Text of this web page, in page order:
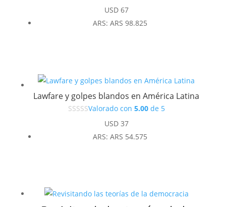
USD67
ARS: ARS 98.825
Lawfare y golpes blandos en América Latina
Valorado con 5.00de 5
USD37
ARS: ARS 54.575